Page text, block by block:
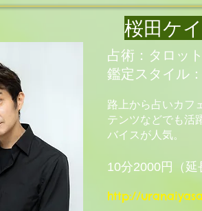
桜田ケ
占術：タロッ
鑑定スタイル
路上から占いカフ
テンツなどでも活
バイスが人気。
10分2000円（
http://